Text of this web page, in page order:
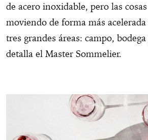
de acero inoxidable, pero las
moviendo de forma más
tres grandes áreas: campo,
detalla el Master Sommelier.